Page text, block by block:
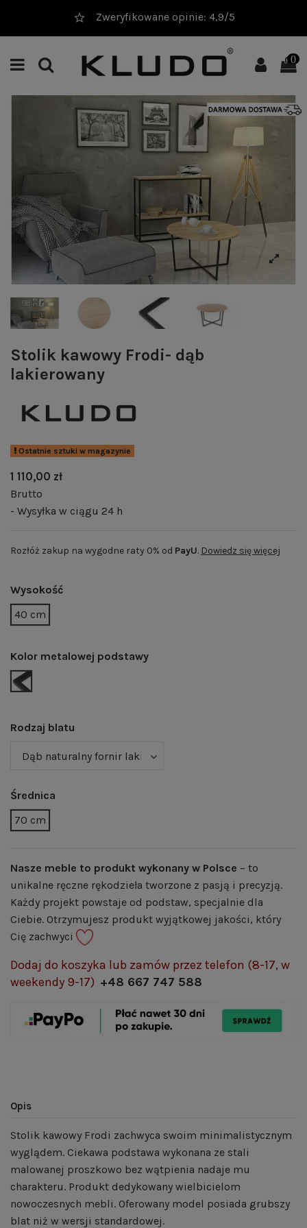
Zweryfikowane opinie: 4,9/5
0
Stolik kawowy Frodi- dąb
lakierowany
Ostatnie sztuki w magazynie
1 110,00 zł
Brutto
- Wysyłka w ciągu 24 h
Rozłóż zakup na wygodne raty 0% od PayU. Dowiedz się więcej
Wysokość
40 cm
Kolor metalowej podstawy
CZARNY MAT | RAL 9005
Rodzaj blatu
Średnica
70 cm
Nasze meble to produkt wykonany w Polsce – to
unikalne ręczne rękodzieła tworzone z pasją i precyzją.
Każdy projekt powstaje od podstaw, specjalnie dla
Ciebie. Otrzymujesz produkt wyjątkowej jakości, który
Cię zachwyci
Dodaj do koszyka lub zamów przez telefon (8-17, w
weekendy 9-17) +48 667 747 588
Opis
Stolik kawowy Frodi zachwyca swoim minimalistycznym
wyglądem. Ciekawa podstawa wykonana ze stali
malowanej proszkowo bez wątpienia nadaje mu
charakteru. Produkt dedykowany wielbicielom
nowoczesnych mebli. Oferowany model posiada grubszy
blat niż w wersji standardowej.